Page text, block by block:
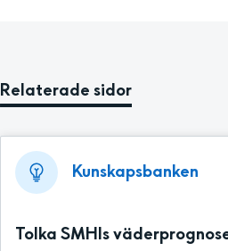
Relaterade sidor
Kunskapsbanken
Tolka SMHIs